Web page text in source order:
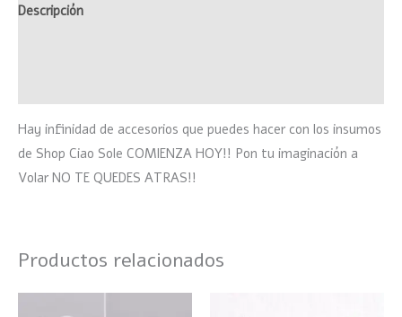
Descripción
Hay infinidad de accesorios que puedes hacer con los insumos
de Shop Ciao Sole COMIENZA HOY!! Pon tu imaginación a
Volar NO TE QUEDES ATRAS!!
Productos relacionados